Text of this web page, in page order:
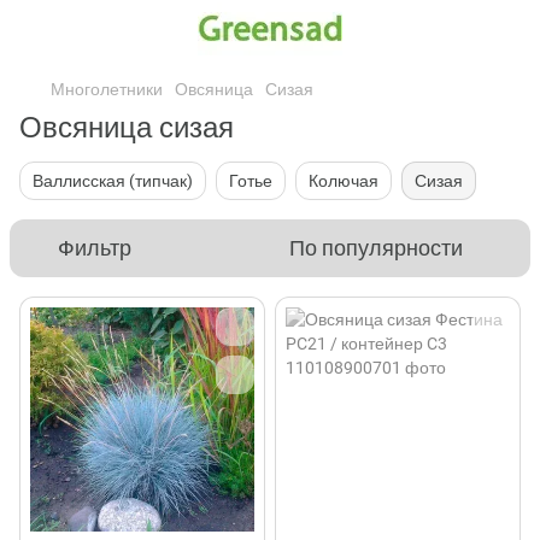
Многолетники Овсяница Сизая
Овсяница сизая
Валлисская (типчак) Готье Колючая Сизая
Фильтр По популярности